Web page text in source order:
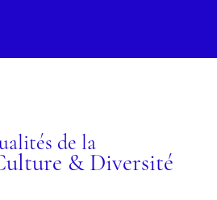
de la
& Diversité